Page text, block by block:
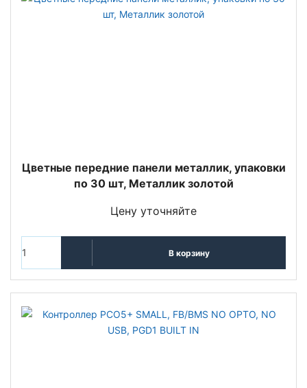
Цветные передние панели металлик, упаковки
по 30 шт, Металлик золотой
Цену уточняйте
В корзину